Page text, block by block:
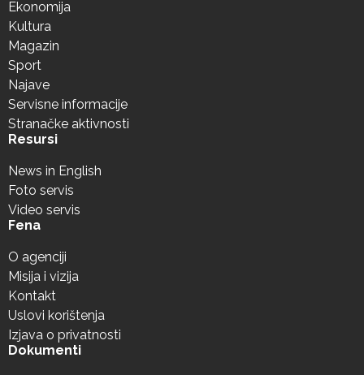
Ekonomija
Kultura
Magazin
Sport
Najave
Servisne informacije
Stranačke aktivnosti
Resursi
News in English
Foto servis
Video servis
Fena
O agenciji
Misija i vizija
Kontakt
Uslovi korištenja
Izjava o privatnosti
Dokumenti